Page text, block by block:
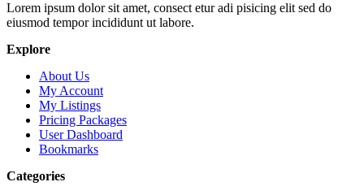
Lorem ipsum dolor sit amet, consect etur adi pisicing elit sed do
eiusmod tempor incididunt ut labore.
Explore
About Us
My Account
My Listings
Pricing Packages
User Dashboard
Bookmarks
Categories